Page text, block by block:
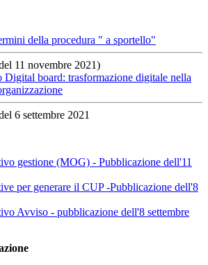
della procedura " a sportello"
11 novembre 2021)
board: trasformazione digitale nella
6 settembre 2021
gestione (MOG) - Pubblicazione dell'11
per generare il CUP -Pubblicazione dell'8
Avviso - pubblicazione dell'8 settembre